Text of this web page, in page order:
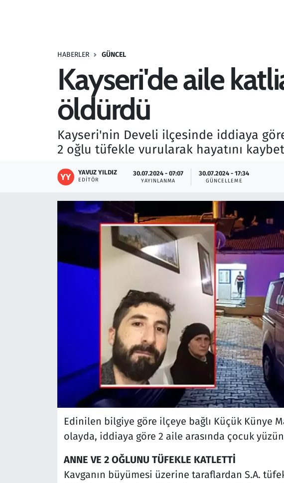
HABERLER GÜNCEL
Kayseri'de aile
öldürdü
Kayseri'nin Develi ilçesinde iddiaya
2 oğlu tüfekle vurularak hayatını
YAVUZ YILDIZ
EDITÖR
30.07.2024 - 07:07
YAYINLANMA
30.07.2024 - 17:34
GÜNCELLEME
Edinilen bilgiye göre ilçeye bağlı Küçük Künye
olayda, iddiaya göre 2 aile arasında çocuk
ANNE VE 2 OĞLUNU TÜFEKLE KATLETTİ
Kavganın büyümesi üzerine taraflardan S.A.
Savunma Sanayi
Teknoloji ve Bilim
Televizyon